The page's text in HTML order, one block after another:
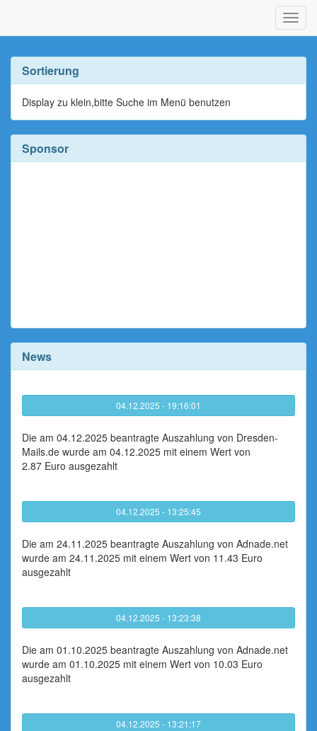
ein-/
Sortierung
Display zu klein,bitte Suche im Menü benutzen
Sponsor
News
04.12.2025 - 19:16:01
Die am 04.12.2025 beantragte Auszahlung von Dresden-
Mails.de wurde am 04.12.2025 mit einem Wert von
2.87 Euro ausgezahlt
04.12.2025 - 13:25:45
Die am 24.11.2025 beantragte Auszahlung von Adnade.net
wurde am 24.11.2025 mit einem Wert von 11.43 Euro
ausgezahlt
04.12.2025 - 13:23:38
Die am 01.10.2025 beantragte Auszahlung von Adnade.net
wurde am 01.10.2025 mit einem Wert von 10.03 Euro
ausgezahlt
04.12.2025 - 13:21:17